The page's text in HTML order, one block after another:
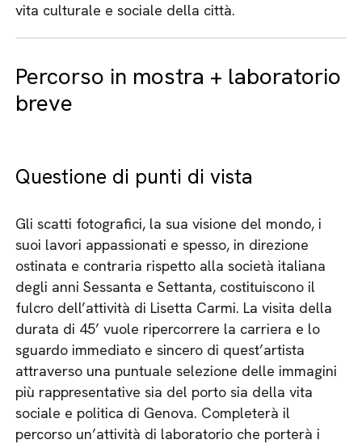
vita culturale e sociale della città.
Percorso in mostra + laboratorio
breve
Questione di punti di vista
Gli scatti fotografici, la sua visione del mondo, i
suoi lavori appassionati e spesso, in direzione
ostinata e contraria rispetto alla società italiana
degli anni Sessanta e Settanta, costituiscono il
fulcro dell’attività di Lisetta Carmi. La visita della
durata di 45’ vuole ripercorrere la carriera e lo
sguardo immediato e sincero di quest’artista
attraverso una puntuale selezione delle immagini
più rappresentative sia del porto sia della vita
sociale e politica di Genova. Completerà il
percorso un’attività di laboratorio che porterà i